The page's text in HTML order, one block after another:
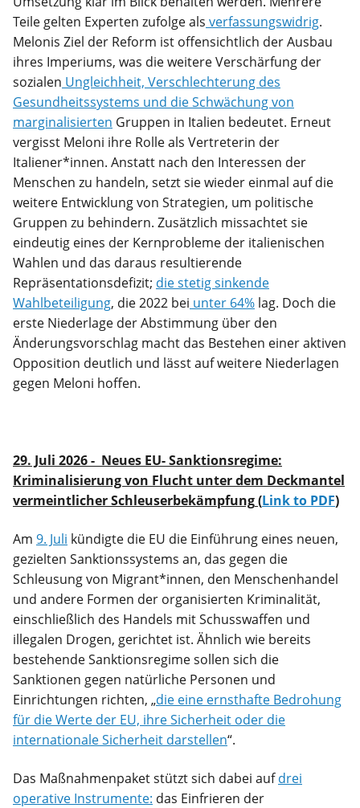
Teile gelten Experten zufolge als verfassungswidrig.
Melonis Ziel der Reform ist offensichtlich der Ausbau
ihres Imperiums, was die weitere Verschärfung der
sozialen Ungleichheit, Verschlechterung des
Gesundheitssystems und die Schwächung von
marginalisierten Gruppen in Italien bedeutet. Erneut
vergisst Meloni ihre Rolle als Vertreterin der
Italiener*innen. Anstatt nach den Interessen der
Menschen zu handeln, setzt sie wieder einmal auf die
weitere Entwicklung von Strategien, um politische
Gruppen zu behindern. Zusätzlich missachtet sie
eindeutig eines der Kernprobleme der italienischen
Wahlen und das daraus resultierende
Repräsentationsdefizit; die stetig sinkende
Wahlbeteiligung, die 2022 bei unter 64% lag. Doch die
erste Niederlage der Abstimmung über den
Änderungsvorschlag macht das Bestehen einer aktiven
Opposition deutlich und lässt auf weitere Niederlagen
gegen Meloni hoffen.
29. Juli 2026 - Neues EU- Sanktionsregime:
Kriminalisierung von Flucht unter dem Deckmantel
vermeintlicher Schleuserbekämpfung(Link to PDF)
Am 9. Juli kündigte die EU die Einführung eines neuen,
gezielten Sanktionssystems an, das gegen die
Schleusung von Migrant*innen, den Menschenhandel
und andere Formen der organisierten Kriminalität,
einschließlich des Handels mit Schusswaffen und
illegalen Drogen, gerichtet ist. Ähnlich wie bereits
bestehende Sanktionsregime sollen sich die
Sanktionen gegen natürliche Personen und
Einrichtungen richten, „die eine ernsthafte Bedrohung
für die Werte der EU, ihre Sicherheit oder die
internationale Sicherheit darstellen“.
Das Maßnahmenpaket stützt sich dabei aufdrei
operative Instrumente: das Einfrieren der